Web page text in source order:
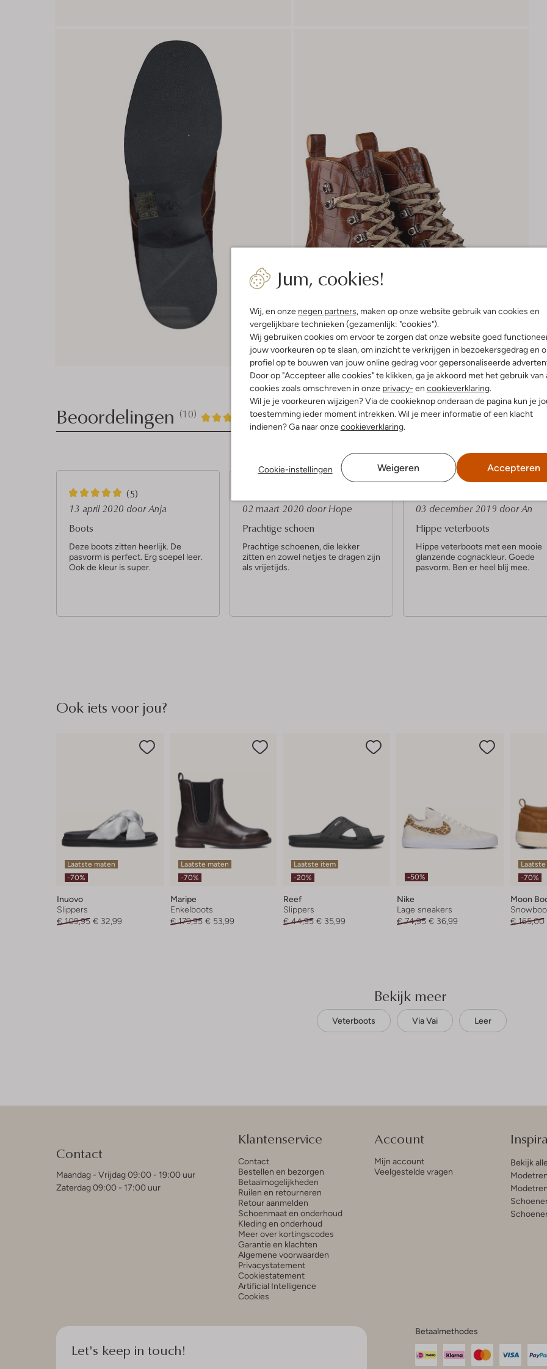
Jum, cookies!
Wij, en onze negen partners, maken op onze website gebruik van cookies en
vergelijkbare technieken (gezamenlijk: "cookies").
Wij gebruiken cookies om ervoor te zorgen dat onze website goed
jouw voorkeuren op te slaan, om inzicht te verkrijgen in bezoekersgedrag en
profiel op te bouwen van jouw online gedrag voor gepersonaliseerde
Door op "Accepteer alle cookies" te klikken, ga je akkoord met het gebruik van
cookies zoals omschreven in onze privacy- en cookieverklaring.
Wil je je voorkeuren wijzigen? Via de cookieknop onderaan de pagina kun je
toestemming ieder moment intrekken. Wil je meer informatie of een klacht
indienen? Ga naar onzecookieverklaring.
Cookie-instellingen Weigeren Accepteren
Product informatie
Beoordelingen (10) 4/5
10
4
5
S
t
e
r
(5)
13 april 2020 door Anja
Boots
Deze boots zitten heerlijk. De
pasvorm is perfect. Erg soepel leer.
Ook de kleur is super.
S
t
e
r
02 maart 2020 door Hope
Prachtige schoen
Prachtige schoenen, die lekker
zitten en zowel netjes te dragen zijn
als vrijetijds.
S
t
e
r
r
03 december 2019 door An
Hippe veterboots
Hippe veterboots met een mooie
glanzende cognackleur. Goede
pasvorm. Ben er heel blij mee.
Ook iets voor jou?
Laatste maten
-70%
Inuovo
Slippers
€ 109,95 € 32,99
Laatste maten
-70%
Maripe
Enkelboots
€ 179,95 € 53,99
Laatste item
-20%
Reef
Slippers
€ 44,95 € 35,99
-50%
Nike
Lage sneakers
€ 74,95 € 36,99
-70%
Moon
€ 165,00
Bekijk meer
Veterboots Via Vai Leer
Contact
Maandag - Vrijdag 09:00 - 19:00 uur
Zaterdag 09:00 - 17:00 uur
Klantenservice
Contact
Bestellen en bezorgen
Betaalmogelijkheden
Ruilen en retourneren
Retour aanmelden
Schoenmaat en onderhoud
Kleding en onderhoud
Meer over kortingscodes
Garantie en klachten
Algemene voorwaarden
Privacystatement
Cookiestatement
Artificial Intelligence
Cookies
Account
Mijn account
Veelgestelde vragen
Bekijk
Let's keep in touch!
Betaalmethodes